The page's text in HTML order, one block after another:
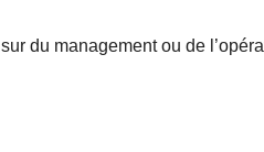
du management ou de